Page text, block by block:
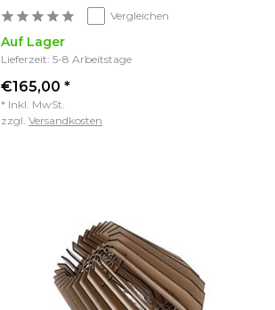
Vergleichen
Auf Lager
Lieferzeit: 5-8 Arbeitstage
€165,00 *
* Inkl. MwSt.
zzgl. Versandkosten